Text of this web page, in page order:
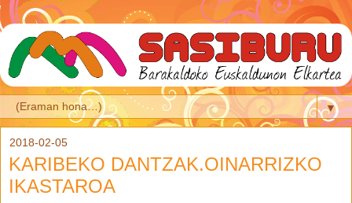
▼
2018-02-05
KARIBEKO DANTZAK.OINARRIZKO
IKASTAROA